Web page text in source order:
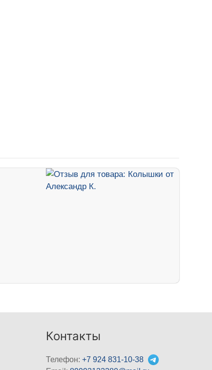
Контакты
Телефон:+7 924 831-10-38